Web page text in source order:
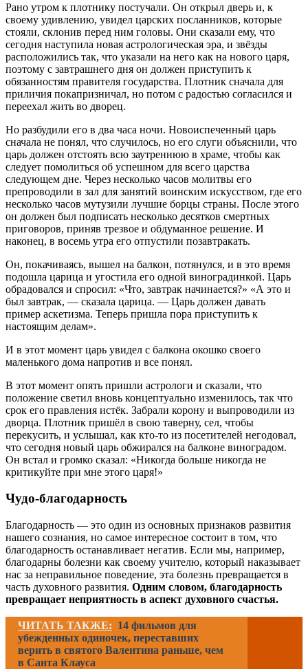
Рано утром к плотнику постучали. Он открыл дверь и, к
своему удивлению, увидел царских посланников, которые
стояли, склонив перед ним головы. Они сказали ему, что
сегодня наступила новая астрологическая эра, и звёзды
расположились так, что указали на него как на нового царя,
поэтому с завтрашнего дня он должен приступить к
обязанностям правителя государства. Плотник сначала для
приличия покапризничал, но потом с радостью согласился и
переехал жить во дворец.
Но разбудили его в два часа ночи. Новоиспеченный царь
сначала не понял, что случилось, но его слуги объяснили, что
царь должен отстоять всю заутреннюю в храме, чтобы как
следует помолиться об успешном для всего царства
следующем дне. Через несколько часов молитвы его
препроводили в зал для занятий воинским искусством, где его
несколько часов мутузили лучшие борцы страны. После этого
он должен был подписать несколько десятков смертных
приговоров, приняв трезвое и обдуманное решение. И
наконец, в восемь утра его отпустили позавтракать.
Он, покачиваясь, вышел на балкон, потянулся, и в это время
подошла царица и угостила его одной виноградинкой. Царь
обрадовался и спросил: «Что, завтрак начинается?» «А это и
был завтрак, — сказала царица. — Царь должен давать
пример аскетизма. Теперь пришла пора приступить к
настоящим делам».
И в этот момент царь увидел с балкона окошко своего
маленького дома напротив и все понял.
В этот момент опять пришли астрологи и сказали, что
положение светил вновь концептуально изменилось, так что
срок его правления истёк. Забрали корону и выпроводили из
дворца. Плотник пришёл в свою таверну, сел, чтобы
перекусить, и услышал, как кто-то из посетителей негодовал,
что сегодня новый царь обжирался на балконе виноградом.
Он встал и громко сказал: «Никогда больше никогда не
критикуйте при мне этого царя!»
Чудо-благодарность
Благодарность — это один из основных признаков развития
нашего сознания, но самое интересное состоит в том, что
благодарность останавливает негатив. Если мы, например,
благодарны болезни как своему учителю, который наказывает
нас за неправильное поведение, эта болезнь превращается в
часть духовного развития. Одним словом, благодарность
превращает неприятность в аспект духовного счастья.
ЧИТАТЬ ТАКЖЕ: 14 фильмов для
убежденных одиночек, переставших
верить в святого Валентина раньше, чем
в Санта Клауса